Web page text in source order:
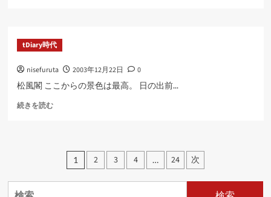
さ
ら
読
む
tDiary時代
nisefuruta 2003年12月22日
0
松風閣 ここからの景色は最高。 日の出前...
続きを読むに
読
投
稿
1 2 3 4 … 24 次
検